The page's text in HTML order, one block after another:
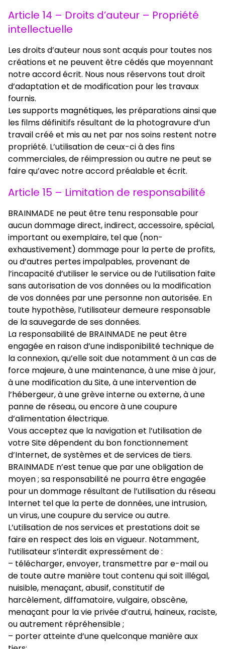
Article 14 – Droits d’auteur – Propriété
intellectuelle
Les droits d’auteur nous sont acquis pour toutes nos
créations et ne peuvent être cédés que moyennant
notre accord écrit. Nous nous réservons tout droit
d’adaptation et de modification pour les travaux
fournis.
Les supports magnétiques, les préparations ainsi que
les films définitifs résultant de la photogravure d’un
travail créé et mis au net par nos soins restent notre
propriété. L’utilisation de ceux-ci à des fins
commerciales, de réimpression ou autre ne peut se
faire qu’avec notre accord préalable et écrit.
Article 15 – Limitation de responsabilité
BRAINMADE ne peut être tenu responsable pour
aucun dommage direct, indirect, accessoire, spécial,
important ou exemplaire, tel que (non-
exhaustivement) dommage pour la perte de profits,
ou d’autres pertes impalpables, provenant de
l’incapacité d’utiliser le service ou de l’utilisation faite
sans autorisation de vos données ou la modification
de vos données par une personne non autorisée. En
toute hypothèse, l’utilisateur demeure responsable
de la sauvegarde de ses données.
La responsabilité de BRAINMADE ne peut être
engagée en raison d’une indisponibilité technique de
la connexion, qu’elle soit due notamment à un cas de
force majeure, à une maintenance, à une mise à jour,
à une modification du Site, à une intervention de
l’hébergeur, à une grève interne ou externe, à une
panne de réseau, ou encore à une coupure
d’alimentation électrique.
Vous acceptez que la navigation et l’utilisation de
votre Site dépendent du bon fonctionnement
d’Internet, de systèmes et de services de tiers.
BRAINMADE n’est tenue que par une obligation de
moyen ; sa responsabilité ne pourra être engagée
pour un dommage résultant de l’utilisation du réseau
Internet tel que la perte de données, une intrusion,
un virus, une coupure du service ou autre.
L’utilisation de nos services et prestations doit se
faire en respect des lois en vigueur. Notamment,
l’utilisateur s’interdit expressément de :
– télécharger, envoyer, transmettre par e-mail ou
de toute autre manière tout contenu qui soit illégal,
nuisible, menaçant, abusif, constitutif de
harcèlement, diffamatoire, vulgaire, obscène,
menaçant pour la vie privée d’autrui, haineux, raciste,
ou autrement répréhensible ;
– porter atteinte d’une quelconque manière aux